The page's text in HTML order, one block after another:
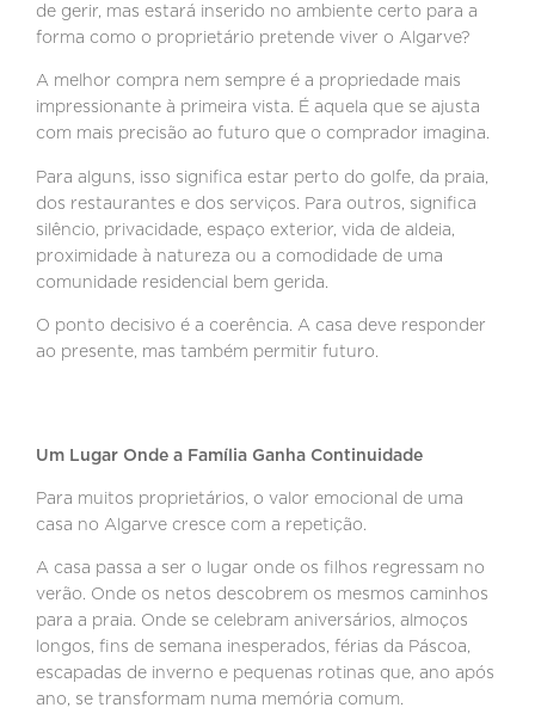
de gerir, mas estará inserido no ambiente certo para a
forma como o proprietário pretende viver o Algarve?
A melhor compra nem sempre é a propriedade mais
impressionante à primeira vista. É aquela que se ajusta
com mais precisão ao futuro que o comprador imagina.
Para alguns, isso significa estar perto do golfe, da praia,
dos restaurantes e dos serviços. Para outros, significa
silêncio, privacidade, espaço exterior, vida de aldeia,
proximidade à natureza ou a comodidade de uma
comunidade residencial bem gerida.
O ponto decisivo é a coerência. A casa deve responder
ao presente, mas também permitir futuro.
Um Lugar Onde a Família Ganha Continuidade
Para muitos proprietários, o valor emocional de uma
casa no Algarve cresce com a repetição.
A casa passa a ser o lugar onde os filhos regressam no
verão. Onde os netos descobrem os mesmos caminhos
para a praia. Onde se celebram aniversários, almoços
longos, fins de semana inesperados, férias da Páscoa,
escapadas de inverno e pequenas rotinas que, ano após
ano, se transformam numa memória comum.